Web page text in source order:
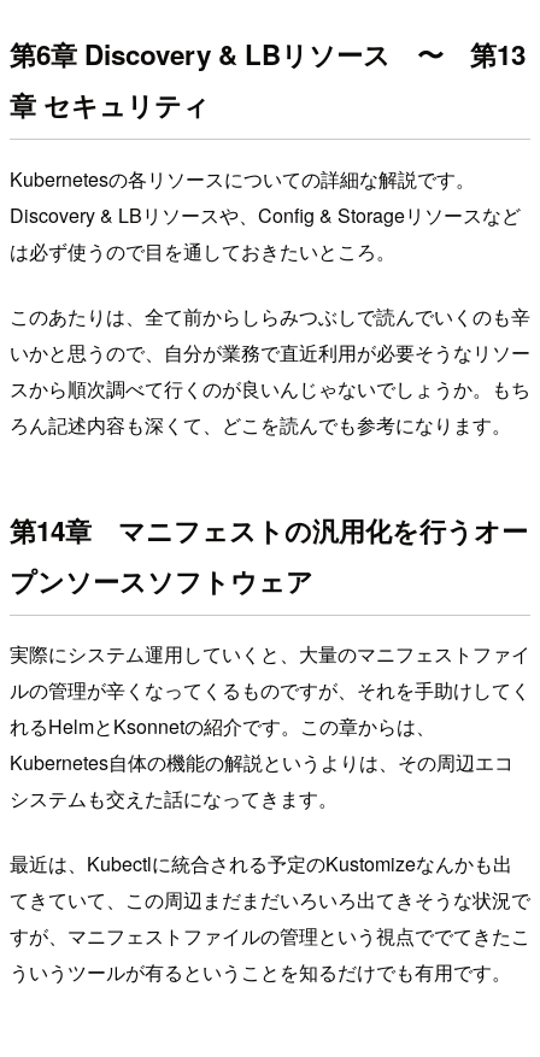
第6章 Discovery & LBリソース 〜 第13
章 セキュリティ
Kubernetesの各リソースについての詳細な解説です。
Discovery & LBリソースや、Config & Storageリソースなど
は必ず使うので目を通しておきたいところ。
このあたりは、全て前からしらみつぶしで読んでいくのも辛
いかと思うので、自分が業務で直近利用が必要そうなリソー
スから順次調べて行くのが良いんじゃないでしょうか。もち
ろん記述内容も深くて、どこを読んでも参考になります。
第14章 マニフェストの汎用化を行うオー
プンソースソフトウェア
実際にシステム運用していくと、大量のマニフェストファイ
ルの管理が辛くなってくるものですが、それを手助けしてく
れるHelmとKsonnetの紹介です。この章からは、
Kubernetes自体の機能の解説というよりは、その周辺エコ
システムも交えた話になってきます。
最近は、Kubectlに統合される予定のKustomizeなんかも出
てきていて、この周辺まだまだいろいろ出てきそうな状況で
すが、マニフェストファイルの管理という視点ででてきたこ
ういうツールが有るということを知るだけでも有用です。